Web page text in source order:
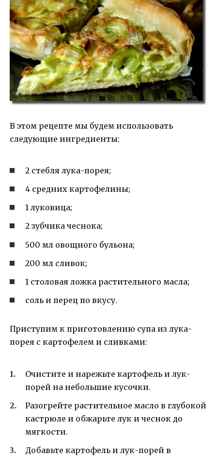
В этом рецепте мы будем использовать
следующие ингредиенты:
2 стебля лука-порея;
4 средних картофелины;
1 луковица;
2 зубчика чеснока;
500 мл овощного бульона;
200 мл сливок;
1 столовая ложка растительного масла;
соль и перец по вкусу.
Приступим к приготовлению супа из лука-
порея с картофелем и сливками:
Очистите и нарежьте картофель и лук-
порей на небольшие кусочки.
Разогрейте растительное масло в глубокой
кастрюле и обжарьте лук и чеснок до
мягкости.
Добавьте картофель и лук-порей в